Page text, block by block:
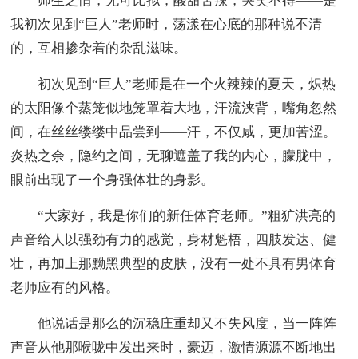
我初次见到“巨人”老师时，荡漾在心底的那种说不清
的，互相掺杂着的杂乱滋味。
初次见到“巨人”老师是在一个火辣辣的夏天，炽热
的太阳像个蒸笼似地笼罩着大地，汗流浃背，嘴角忽然
间，在丝丝缕缕中品尝到——汗，不仅咸，更加苦涩。
炎热之余，隐约之间，无聊遮盖了我的内心，朦胧中，
眼前出现了一个身强体壮的身影。
“大家好，我是你们的新任体育老师。”粗犷洪亮的
声音给人以强劲有力的感觉，身材魁梧，四肢发达、健
壮，再加上那黝黑典型的皮肤，没有一处不具有男体育
老师应有的风格。
他说话是那么的沉稳庄重却又不失风度，当一阵阵
声音从他那喉咙中发出来时，豪迈，激情源源不断地出